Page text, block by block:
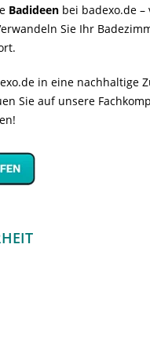
Badideen bei badexo.de
Sie Ihr
in eine nachhaltige
Sie auf unsere